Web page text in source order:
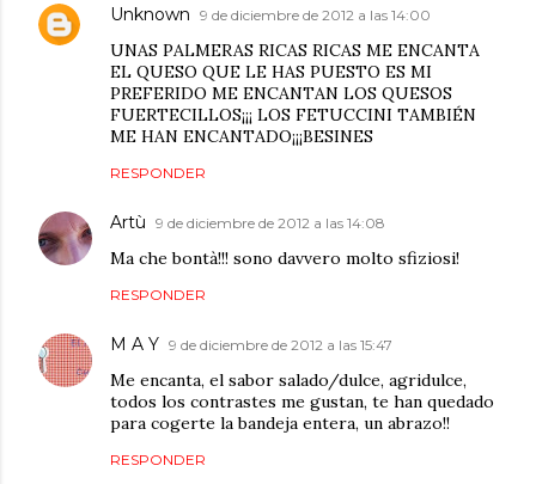
Unknown 9 de diciembre de 2012 a las 14:00
UNAS PALMERAS RICAS RICAS ME ENCANTA
EL QUESO QUE LE HAS PUESTO ES MI
PREFERIDO ME ENCANTAN LOS QUESOS
FUERTECILLOS¡¡¡ LOS FETUCCINI TAMBIÉN
ME HAN ENCANTADO¡¡¡BESINES
RESPONDER
Artù 9 de diciembre de 2012 a las 14:08
Ma che bontà!!! sono davvero molto sfiziosi!
RESPONDER
M A Y 9 de diciembre de 2012 a las 15:47
Me encanta, el sabor salado/dulce, agridulce,
todos los contrastes me gustan, te han quedado
para cogerte la bandeja entera, un abrazo!!
RESPONDER